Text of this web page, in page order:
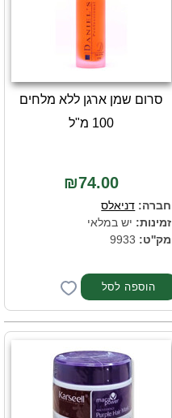
סרום שמן ארגן ללא מלחים
100 מ"ל
₪74.00
חברה: דניאלס
זמינות: יש במלאי
מק''ט: